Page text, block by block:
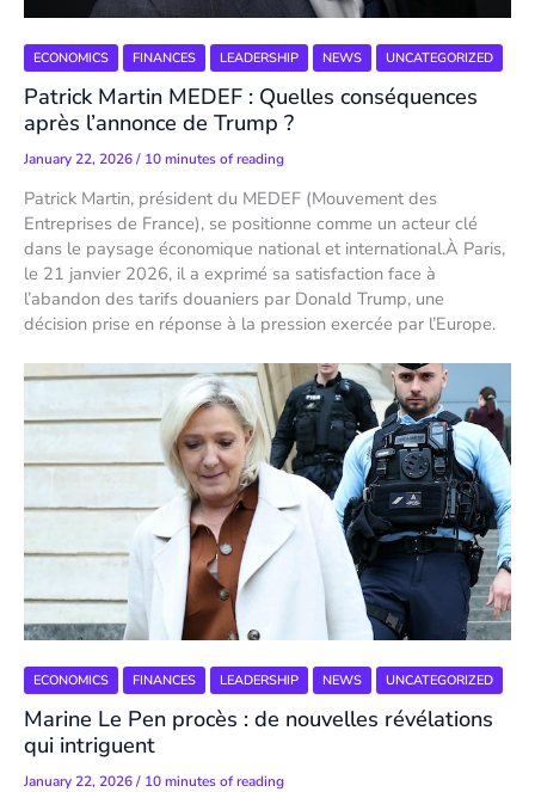
ECONOMICS FINANCES LEADERSHIP NEWS UNCATEGORIZED
Patrick Martin MEDEF : Quelles conséquences
après l’annonce de Trump ?
January 22, 2026/ 10 minutes of reading
Patrick Martin, président du MEDEF (Mouvement des
Entreprises de France), se positionne comme un acteur clé
dans le paysage économique national et international.À Paris,
le 21 janvier 2026, il a exprimé sa satisfaction face à
l’abandon des tarifs douaniers par Donald Trump, une
décision prise en réponse à la pression exercée par l’Europe.
ECONOMICS FINANCES LEADERSHIP NEWS UNCATEGORIZED
Marine Le Pen procès : de nouvelles révélations
qui intriguent
January 22, 2026/ 10 minutes of reading